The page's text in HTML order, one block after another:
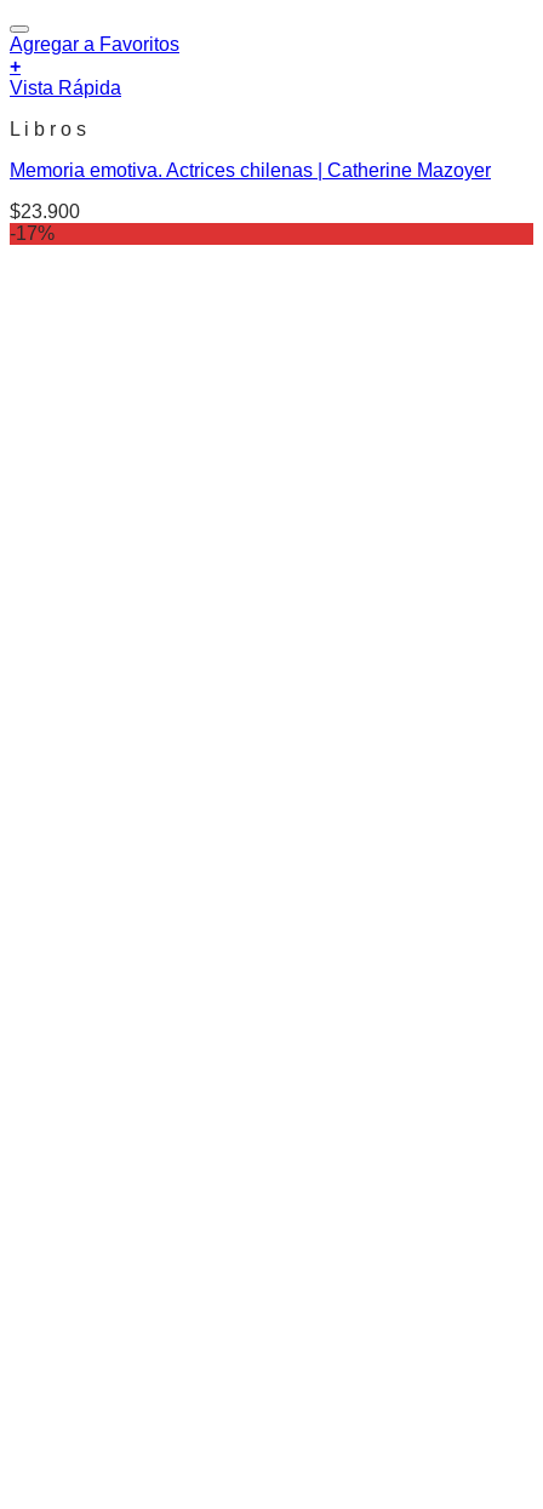
Agregar a Favoritos
+
Vista Rápida
L i b r o s
Memoria emotiva. Actrices chilenas | Catherine Mazoyer
$23.900
-17%